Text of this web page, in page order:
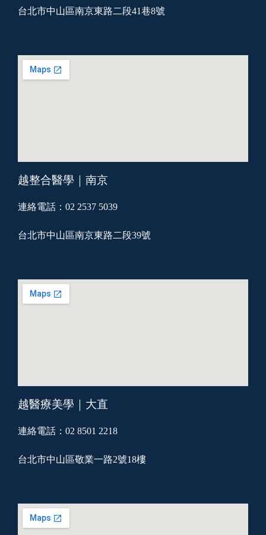
台北市中山區南京東路二段41巷8號
越整合醫學｜南京
連絡電話：02 2537 5039
台北市中山區南京東路二段39號
越醫療美學｜大直
連絡電話：02 8501 2218
台北市中山區敬業一路2號18樓